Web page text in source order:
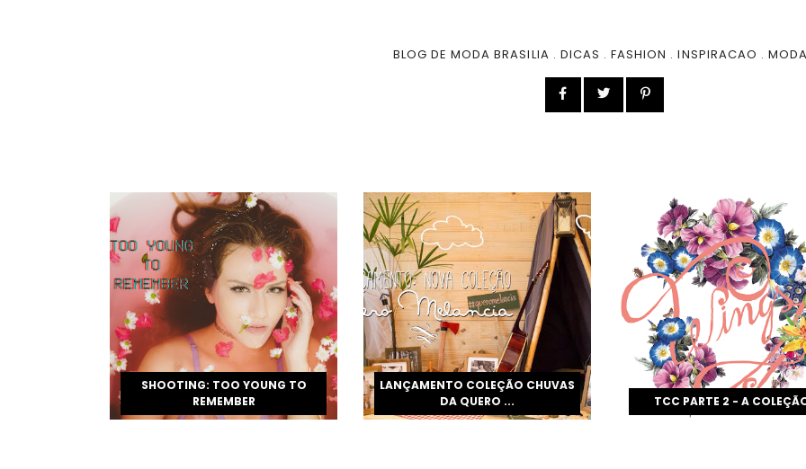
BLOG DE MODA BRASILIA . DICAS .FASHION .INSPIRACAO .
SHOOTING: TOO YOUNG TO
REMEMBER
LANÇAMENTO COLEÇÃO CHUVAS
DA QUERO ...
TCC PARTE 2 - A